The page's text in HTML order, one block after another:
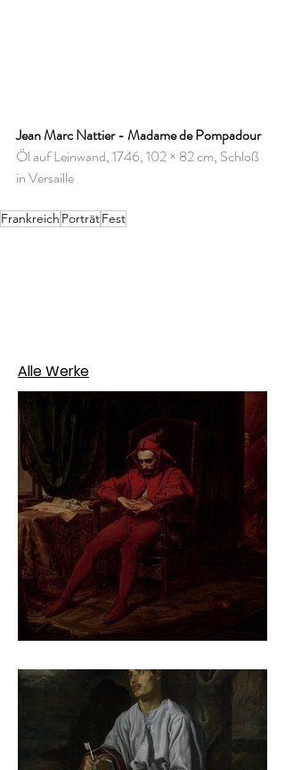
Jean Marc Nattier - Madame de Pompadour
Öl auf Leinwand, 1746, 102 × 82 cm, Schloß
in Versaille
Frankreich PorträtFest
Alle Werke